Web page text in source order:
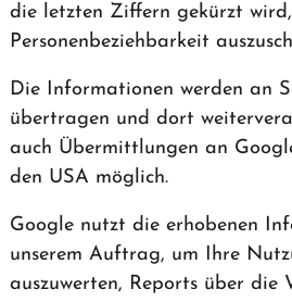
die letzten Ziffern gekürzt
Personenbeziehbarkeit
Die Informationen werden an
übertragen und dort
auch Übermittlungen an
den USA möglich.
Google nutzt die erhobenen
unserem Auftrag, um Ihre
auszuwerten, Reports über die